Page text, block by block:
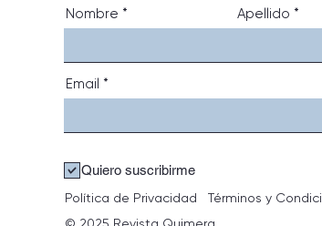
Nombre Apellido
Email
Quiero suscribirme
Política de Privacidad
Términos y
© 2025 Revista Quimera